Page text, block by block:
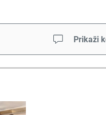
Prikaži